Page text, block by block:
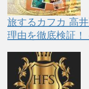
旅するカフカ 高
理由を徹底検証！